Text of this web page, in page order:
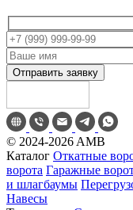
© 2024-2026 AMB
Каталог Откатные
ворота Гаражные
и шлагбаумы
Навесы